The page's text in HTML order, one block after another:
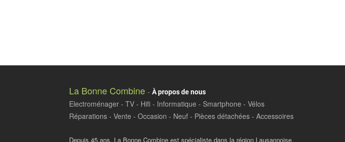
La Bonne Combine - À propos de nous
Electroménager - TV - Hifi - Informatique - Smartphone - Vélos
Réparations - Vente - Occasion - Neuf - Pièces détachées - Accessoires
Depuis 45 ans, La Bonne Combine est spécialiste dans la région Lausannoise